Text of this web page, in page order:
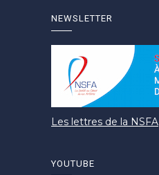
NEWSLETTER
Les lettres de la NSFA
YOUTUBE